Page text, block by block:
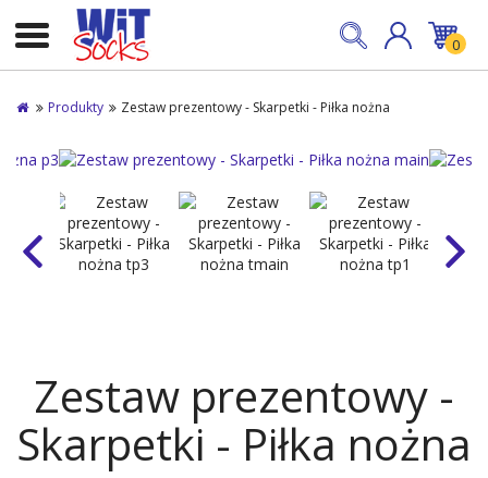
0
Produkty Zestaw prezentowy - Skarpetki - Piłka nożna
Zestaw prezentowy -
Skarpetki - Piłka nożna